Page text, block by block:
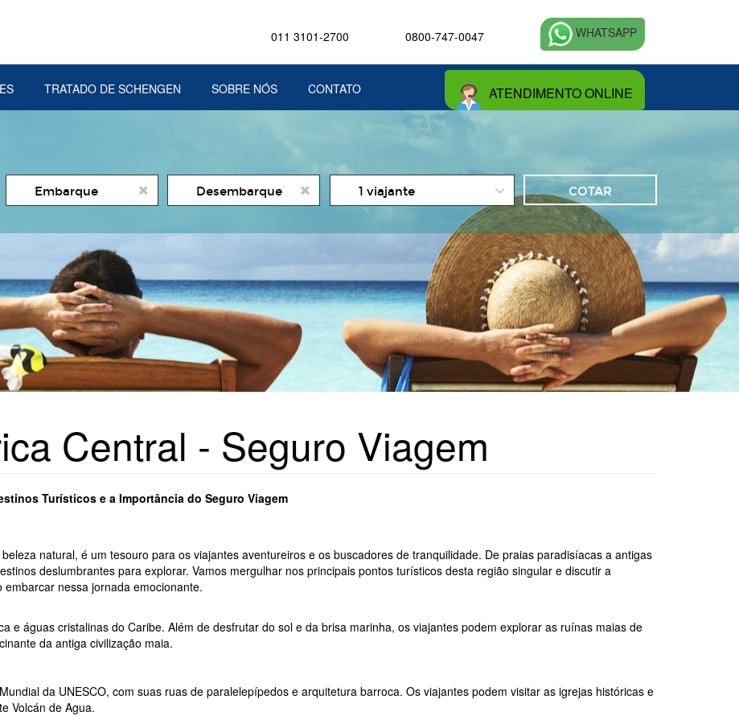
WHATSAPP
0800-747-0047
011 3101-2700
TRATADO DE SCHENGEN SOBRE NÓS CONTATO ATENDIMENTO ONLINE
de
Date
de
Numero
de
1 viajante
Central - Seguro Viagem
Turísticos e a Importância do Seguro Viagem
natural, é um tesouro para os viajantes aventureiros e os buscadores de tranquilidade. De praias paradisíacas a antigas
deslumbrantes para explorar. Vamos mergulhar nos principais pontos turísticos desta região singular e discutir a
nessa jornada emocionante.
e águas cristalinas do Caribe. Além de desfrutar do sol e da brisa marinha, os viajantes podem explorar as ruínas maias de
da antiga civilização maia.
da UNESCO, com suas ruas de paralelepípedos e arquitetura barroca. Os viajantes podem visitar as igrejas históricas e
Volcán de Agua.